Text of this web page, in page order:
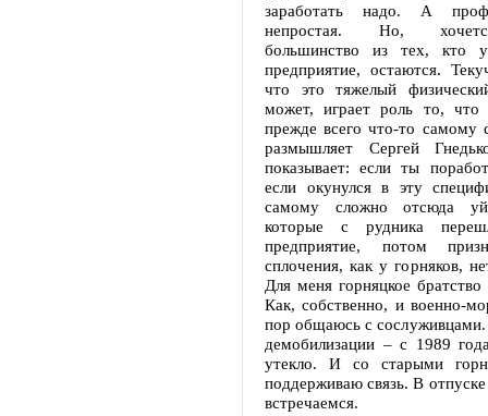
заработать надо. А
непростая. Но,
большинство из тех, кто
предприятие, остаются.
что это тяжелый
может, играет роль то, что
прежде всего что-то самому
размышляет Сергей
показывает: если ты
если окунулся в эту
самому сложно отсюда
которые с рудника
предприятие, потом
сплочения, как у горняков,
Для меня горняцкое братство
Как, собственно, и военно-
пор общаюсь с
демобилизации – с 1989
утекло. И со старыми
поддерживаю связь. В
встречаемся.